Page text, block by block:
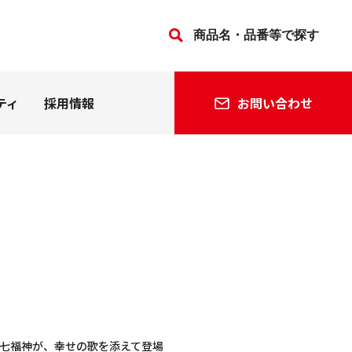
ィ 採用情報
お問い合わせ
法人の方
福神が、幸せの歌を添えて登場